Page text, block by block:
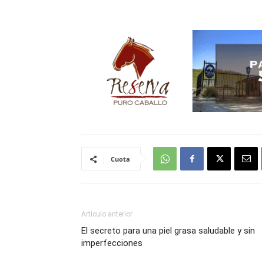
Cuota
Artículo anterior
El secreto para una piel grasa saludable y sin
imperfecciones